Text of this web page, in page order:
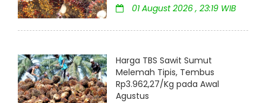
01 August 2026 , 23:19 WIB
Harga TBS Sawit Sumut
Melemah Tipis, Tembus
Rp3.962,27/Kg pada Awal
Agustus